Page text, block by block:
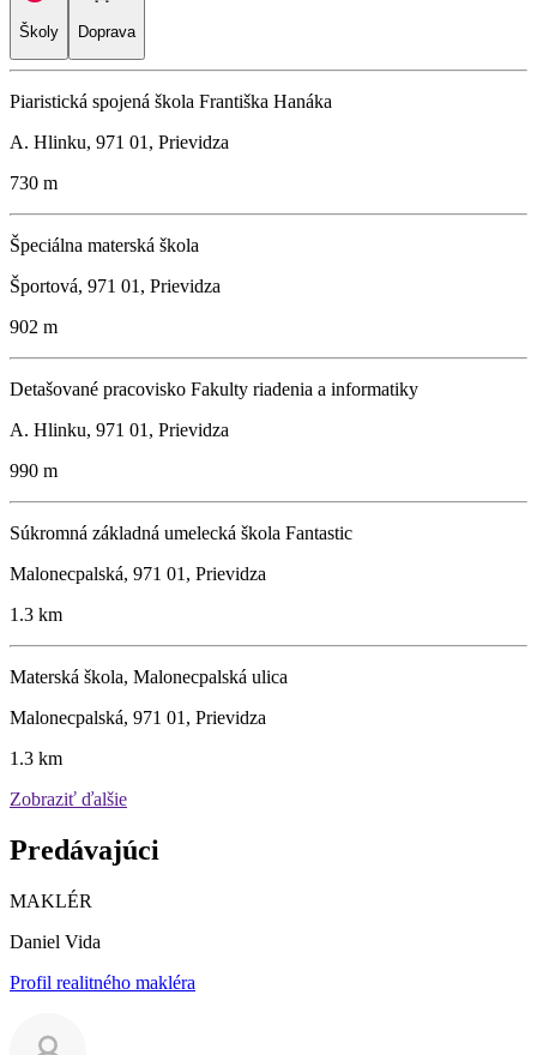
Školy Doprava
Piaristická spojená škola Františka Hanáka
A. Hlinku, 971 01, Prievidza
730 m
Špeciálna materská škola
Športová, 971 01, Prievidza
902 m
Detašované pracovisko Fakulty riadenia a informatiky
A. Hlinku, 971 01, Prievidza
990 m
Súkromná základná umelecká škola Fantastic
Malonecpalská, 971 01, Prievidza
1.3 km
Materská škola, Malonecpalská ulica
Malonecpalská, 971 01, Prievidza
1.3 km
Zobraziť ďalšie
Predávajúci
MAKLÉR
Daniel Vida
Profil realitného makléra